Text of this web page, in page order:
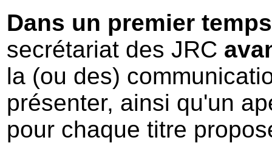
Dans un premier
secrétariat des JRC
la (ou des)
présenter, ainsi qu'un
pour chaque titre